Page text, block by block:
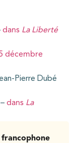
dans La Liberté
décembre
Pierre Dubé
dans La
francophone